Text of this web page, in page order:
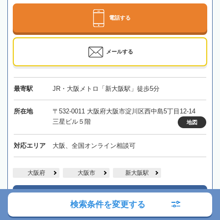
電話する
メールする
最寄駅 JR・大阪メトロ「新大阪駅」徒歩5分
所在地
〒532-0011 大阪府大阪市淀川区西中島5丁目12-14
三星ビル５階
地図
対応エリア 大阪、全国オンライン相談可
大阪府 大阪市 新大阪駅
検索条件を変更する